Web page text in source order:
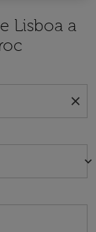
Lisboa a
close
keyboard_arrow_down